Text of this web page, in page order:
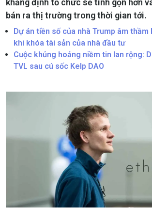
khẳng định tổ chức sẽ tinh gọn hơn
bán ra thị trường trong thời gian tới.
Dự án tiền số của nhà Trump âm thầm
khi khóa tài sản của nhà đầu tư
Cuộc khủng hoảng niềm tin lan rộng:
TVL sau cú sốc Kelp DAO